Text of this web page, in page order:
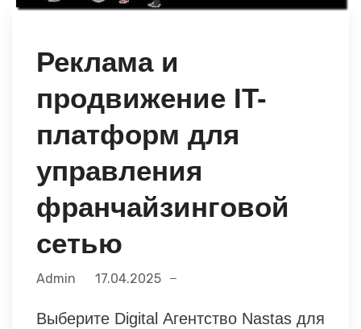
Реклама и
продвижение IT-
платформ для
управления
франчайзинговой
сетью
Admin 17.04.2025
Выберите Digital Агентство Nastas для